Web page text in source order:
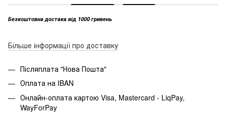
Безкоштовна достака від 1000 гривень
Більше інформації про доставку
Післяплата "Нова Пошта"
Оплата на IBAN
Онлайн-оплата картою Visa, Mastercard - LiqPay,
WayForPay